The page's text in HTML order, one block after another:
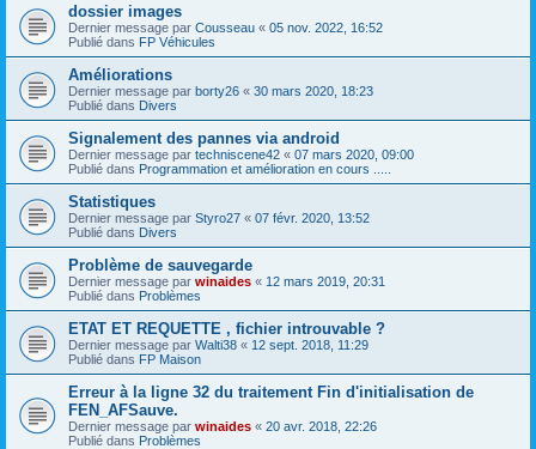
dossier images
Dernier message par Cousseau « 05 nov. 2022, 16:52
Publié dans FP Véhicules
Améliorations
Dernier message par borty26 « 30 mars 2020, 18:23
Publié dans Divers
Signalement des pannes via android
Dernier message par techniscene42 « 07 mars 2020, 09:00
Publié dans Programmation et amélioration en cours .....
Statistiques
Dernier message par Styro27 « 07 févr. 2020, 13:52
Publié dans Divers
Problème de sauvegarde
Dernier message par winaides « 12 mars 2019, 20:31
Publié dans Problèmes
ETAT ET REQUETTE , fichier introuvable ?
Dernier message par Walti38 « 12 sept. 2018, 11:29
Publié dans FP Maison
Erreur à la ligne 32 du traitement Fin d'initialisation de
FEN_AFSauve.
Dernier message par winaides « 20 avr. 2018, 22:26
Publié dans Problèmes